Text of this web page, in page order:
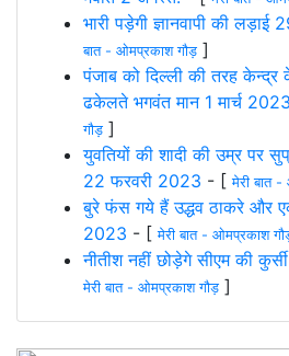
भारी पड़ेगी ज्ञानवापी की
बात - ओमप्रकाश गौड़ ]
पंजाब को दिल्ली की तरह
ढकेलते भगवंत मान 1 मार्च 2023
गौड़ ]
युवतियों की शादी की उम्र पर
22 फरवरी 2023 - [मेरी बात
बुरे फंस गये हैं उद्धव ठाकरे और
2023 - [मेरी बात - ओमप्रकाश
नीतीश नहीं छोड़ेगे सीएम की
मेरी बात - ओमप्रकाश गौड़ ]